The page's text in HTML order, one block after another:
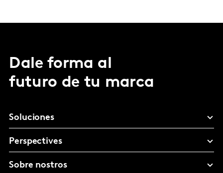
Dale forma al
futuro de tu marca
Soluciones
Perspectives
Sobre nostros